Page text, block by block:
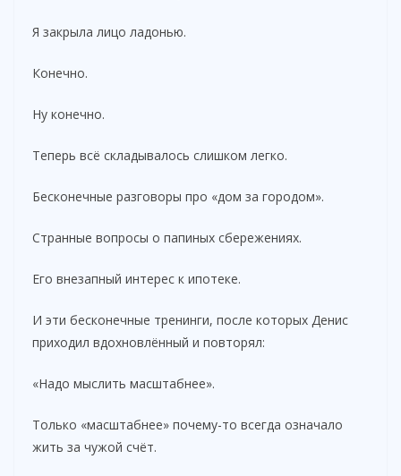
Я закрыла лицо ладонью.
Конечно.
Ну конечно.
Теперь всё складывалось слишком легко.
Бесконечные разговоры про «дом за городом».
Странные вопросы о папиных сбережениях.
Его внезапный интерес к ипотеке.
И эти бесконечные тренинги, после которых Денис
приходил вдохновлённый и повторял:
«Надо мыслить масштабнее».
Только «масштабнее» почему-то всегда означало
жить за чужой счёт.